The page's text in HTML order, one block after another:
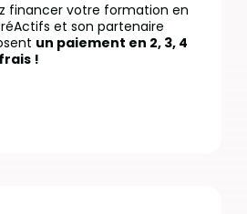
financer votre formation en
et son partenaire
un paiement en 2, 3, 4
!